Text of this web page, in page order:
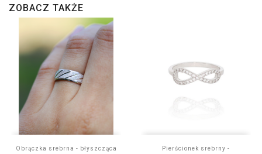
ZOBACZ TAKŻE
Obrączka srebrna - błyszcząca
Pierścionek srebrny -